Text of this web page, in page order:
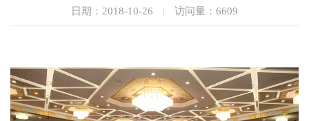
日期：2018-10-26 | 访问量： 6609